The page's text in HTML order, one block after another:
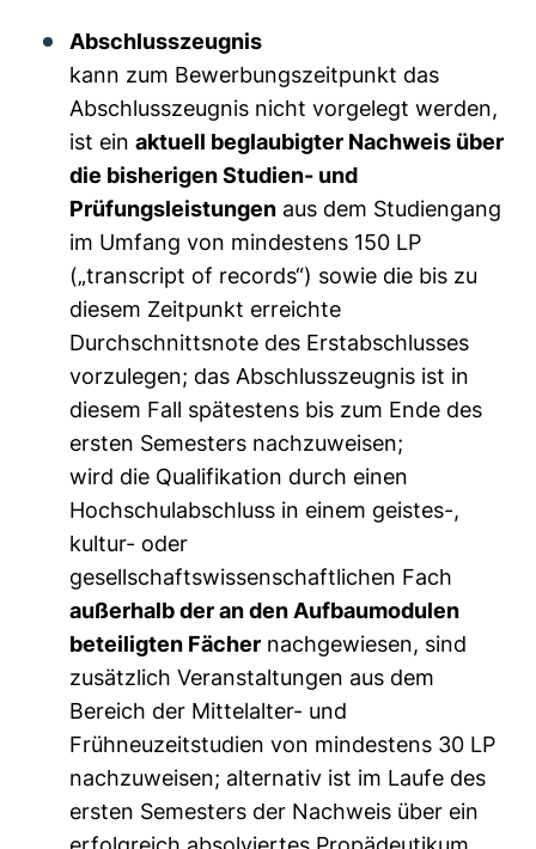
Abschlusszeugnis
kann zum Bewerbungszeitpunkt das
Abschlusszeugnis nicht vorgelegt werden,
ist ein aktuell beglaubigter Nachweis über
die bisherigen Studien- und
Prüfungsleistungen aus dem Studiengang
im Umfang von mindestens 150 LP
(„transcript of records“) sowie die bis zu
diesem Zeitpunkt erreichte
Durchschnittsnote des Erstabschlusses
vorzulegen; das Abschlusszeugnis ist in
diesem Fall spätestens bis zum Ende des
ersten Semesters nachzuweisen;
wird die Qualifikation durch einen
Hochschulabschluss in einem geistes-,
kultur- oder
gesellschaftswissenschaftlichen Fach
außerhalb der an den Aufbaumodulen
beteiligten Fächer nachgewiesen, sind
zusätzlich Veranstaltungen aus dem
Bereich der Mittelalter- und
Frühneuzeitstudien von mindestens 30 LP
nachzuweisen; alternativ ist im Laufe des
ersten Semesters der Nachweis über ein